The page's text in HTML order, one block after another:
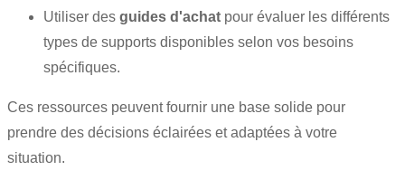
Utiliser des guides d'achat pour évaluer les différents
types de supports disponibles selon vos besoins
spécifiques.
Ces ressources peuvent fournir une base solide pour
prendre des décisions éclairées et adaptées à votre
situation.